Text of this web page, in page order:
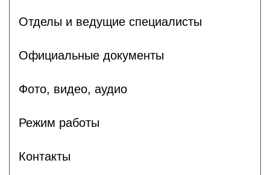
Отделы и ведущие специалисты
Официальные документы
Фото, видео, аудио
Режим работы
Контакты